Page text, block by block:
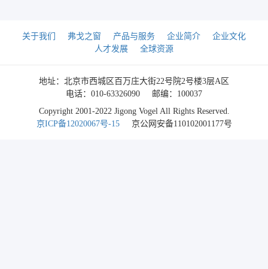
关于我们 弗戈之窗 产品与服务 企业简介
企业文化
人才发展
全球资源
地址：北京市西城区百万庄大街22号院2号楼3层A区
电话：010-63326090
邮编：100037
Copyright 2001-2022 Jigong Vogel All Rights Reserved.
京ICP备12020067号-15
京公网安备110102001177号